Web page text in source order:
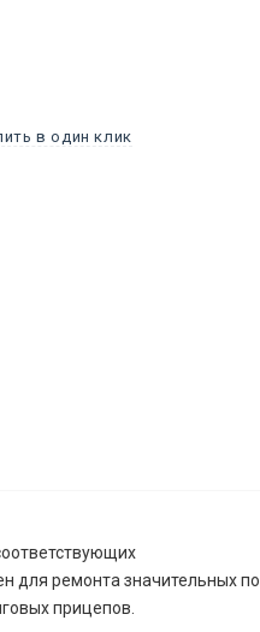
в один клик
для ремонта значительных по
прицепов.